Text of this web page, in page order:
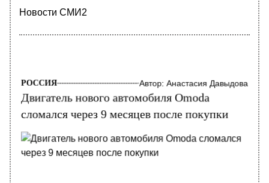
Новости СМИ2
Двигатель нового автомобиля Omoda
сломался через 9 месяцев после покупки